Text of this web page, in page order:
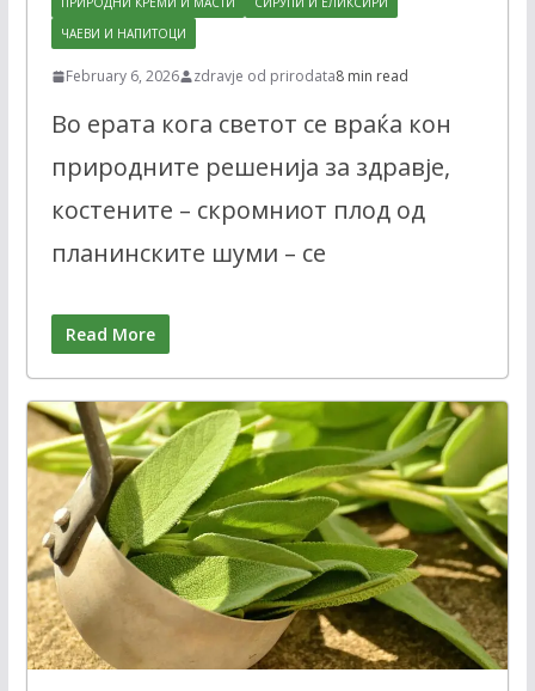
ЧАЕВИ И НАПИТОЦИ
February 6, 2026 zdravje od prirodata8 min read
Во ерата кога светот се враќа кон
природните решенија за здравје,
костените – скромниот плод од
планинските шуми – се
Read More